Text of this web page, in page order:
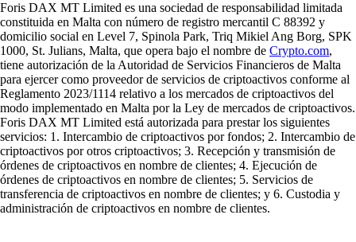
Foris DAX MT Limited es una sociedad de responsabilidad limitada
constituida en Malta con número de registro mercantil C 88392 y
domicilio social en Level 7, Spinola Park, Triq Mikiel Ang Borg, SPK
1000, St. Julians, Malta, que opera bajo el nombre de Crypto.com,
tiene autorización de la Autoridad de Servicios Financieros de Malta
para ejercer como proveedor de servicios de criptoactivos conforme al
Reglamento 2023/1114 relativo a los mercados de criptoactivos del
modo implementado en Malta por la Ley de mercados de criptoactivos.
Foris DAX MT Limited está autorizada para prestar los siguientes
servicios: 1. Intercambio de criptoactivos por fondos; 2. Intercambio de
criptoactivos por otros criptoactivos; 3. Recepción y transmisión de
órdenes de criptoactivos en nombre de clientes; 4. Ejecución de
órdenes de criptoactivos en nombre de clientes; 5. Servicios de
transferencia de criptoactivos en nombre de clientes; y 6. Custodia y
administración de criptoactivos en nombre de clientes.